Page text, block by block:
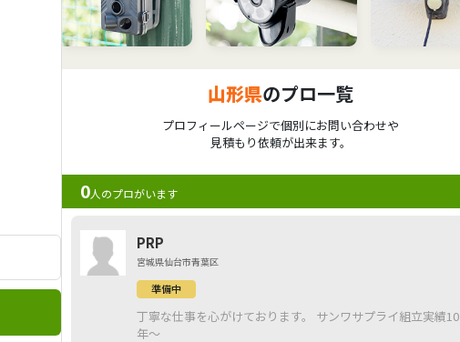
山形県のプロ一覧
プロフィールページで個別にお問い合わせや
見積もり依頼が出来ます。
0人のプロがいます
PRP
宮城県仙台市青葉区
準備中
丁寧な仕事を心がけております。 サンワサプライ組立実績10
年～